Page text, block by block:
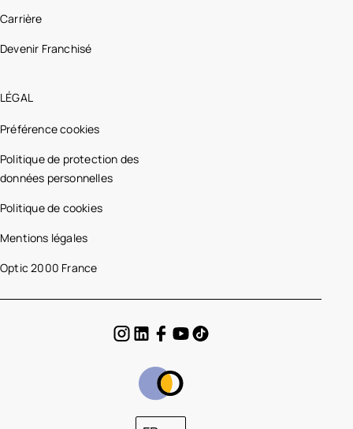
Carrière
Devenir Franchisé
LÉGAL
Préférence cookies
Politique de protection des
données personnelles
Politique de cookies
Mentions légales
Optic 2000 France